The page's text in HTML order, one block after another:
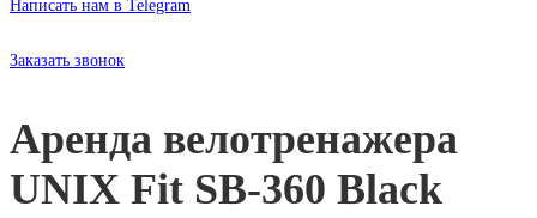
Написать нам в Telegram
Заказать звонок
Аренда велотренажера
UNIX Fit SB-360 Black